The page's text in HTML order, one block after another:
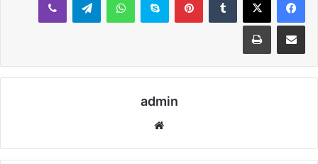
مشاركة عبر البريد طباعة
admin